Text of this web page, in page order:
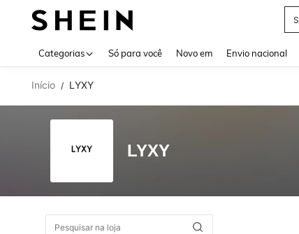
Categorias Só para você Novo em Envio nacional
Início / LYXY
LYXY